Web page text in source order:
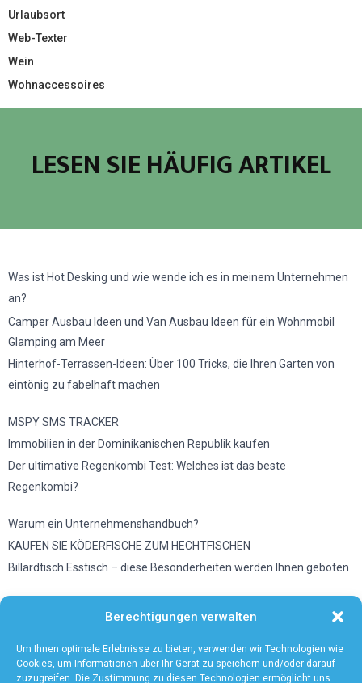
Berechtigungen verwalten
Um Ihnen optimale Erlebnisse zu bieten, verwenden wir Technologien wie
Cookies, um Informationen über Ihr Gerät zu speichern und/oder darauf
zuzugreifen. Die Zustimmung zu diesen Technologien ermöglicht uns
Urlaubsort
Web-Texter
Wein
Wohnaccessoires
LESEN SIE HÄUFIG ARTIKEL
Was ist Hot Desking und wie wende ich es in meinem Unternehmen
an?
Camper Ausbau Ideen und Van Ausbau Ideen für ein Wohnmobil
Glamping am Meer
Hinterhof-Terrassen-Ideen: Über 100 Tricks, die Ihren Garten von
eintönig zu fabelhaft machen
MSPY SMS TRACKER
Immobilien in der Dominikanischen Republik kaufen
Der ultimative Regenkombi Test: Welches ist das beste
Regenkombi?
Warum ein Unternehmenshandbuch?
KAUFEN SIE KÖDERFISCHE ZUM HECHTFISCHEN
Billardtisch Esstisch – diese Besonderheiten werden Ihnen geboten
Vermeiden Sie diese Fehler, wenn Sie eine Mikrowelle benutzen
Unsere Tipps zum Wandern mit Baby